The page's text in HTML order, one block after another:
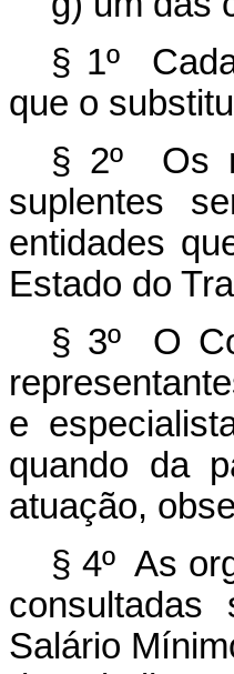
§ 1º
que o
§ 2º Os
suplentes
entidades
Estado do
§ 3º O
e
quando da
atuação,
§ 4º As
Salário